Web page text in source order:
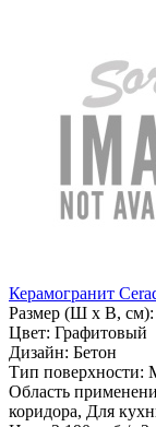
Керамогранит
Размер (Ш х В, см):
Цвет: Графитовый
Дизайн: Бетон
Тип поверхности:
Область
коридора, Для